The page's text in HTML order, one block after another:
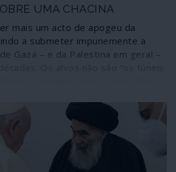
UMA CHACINA
mais um acto de apogeu da
a submeter impunemente a
Gaza – e da Palestina em geral –
do qual não podem
de um “confronto”: é uma
sobre o que está a passar-se.